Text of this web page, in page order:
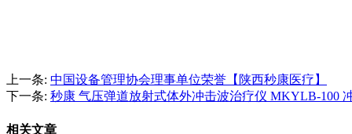
上一条: 中国设备管理协会理事单位荣誉【陕西秒康医疗】
下一条: 秒康 气压弹道放射式体外冲击波治疗仪 MKYLB-100
相关文章